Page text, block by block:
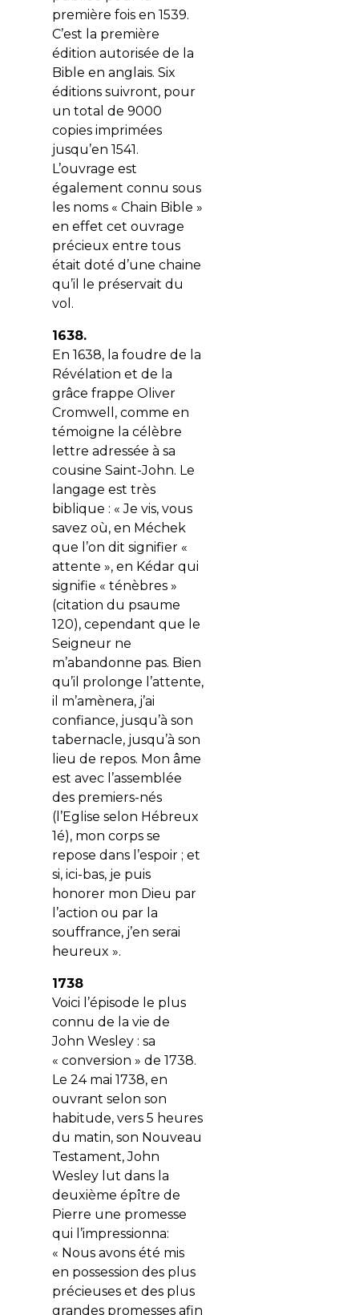
première fois en 1539.
C’est la première
édition autorisée de la
Bible en anglais. Six
éditions suivront, pour
un total de 9000
copies imprimées
jusqu’en 1541.
L’ouvrage est
également connu sous
les noms « Chain Bible »
en effet cet ouvrage
précieux entre tous
était doté d’une chaine
qu’il le préservait du
vol.
1638.
En 1638, la foudre de la
Révélation et de la
grâce frappe Oliver
Cromwell, comme en
témoigne la célèbre
lettre adressée à sa
cousine Saint-John. Le
langage est très
biblique : « Je vis, vous
savez où, en Méchek
que l’on dit signifier «
attente », en Kédar qui
signifie « ténèbres »
(citation du psaume
120), cependant que le
Seigneur ne
m’abandonne pas. Bien
qu’il prolonge l’attente,
il m’amènera, j’ai
confiance, jusqu’à son
tabernacle, jusqu’à son
lieu de repos. Mon âme
est avec l’assemblée
des premiers-nés
(l’Eglise selon Hébreux
1é), mon corps se
repose dans l’espoir ; et
si, ici-bas, je puis
honorer mon Dieu par
l’action ou par la
souffrance, j’en serai
heureux ».
1738
Voici l’épisode le plus
connu de la vie de
John Wesley : sa
« conversion » de 1738.
Le 24 mai 1738, en
ouvrant selon son
habitude, vers 5 heures
du matin, son Nouveau
Testament, John
Wesley lut dans la
deuxième épître de
Pierre une promesse
qui l’impressionna:
« Nous avons été mis
en possession des plus
précieuses et des plus
grandes promesses afin